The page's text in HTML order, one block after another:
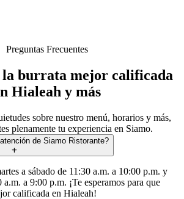
Preguntas Frecuentes
la burrata mejor calificada
Hialeah y más
sobre nuestro menú, horarios y más,
plenamente tu experiencia en Siamo.
de Siamo Ristorante?
a sábado de 11:30 a.m. a 10:00 p.m. y
a 9:00 p.m. ¡Te esperamos para que
calificada en Hialeah!